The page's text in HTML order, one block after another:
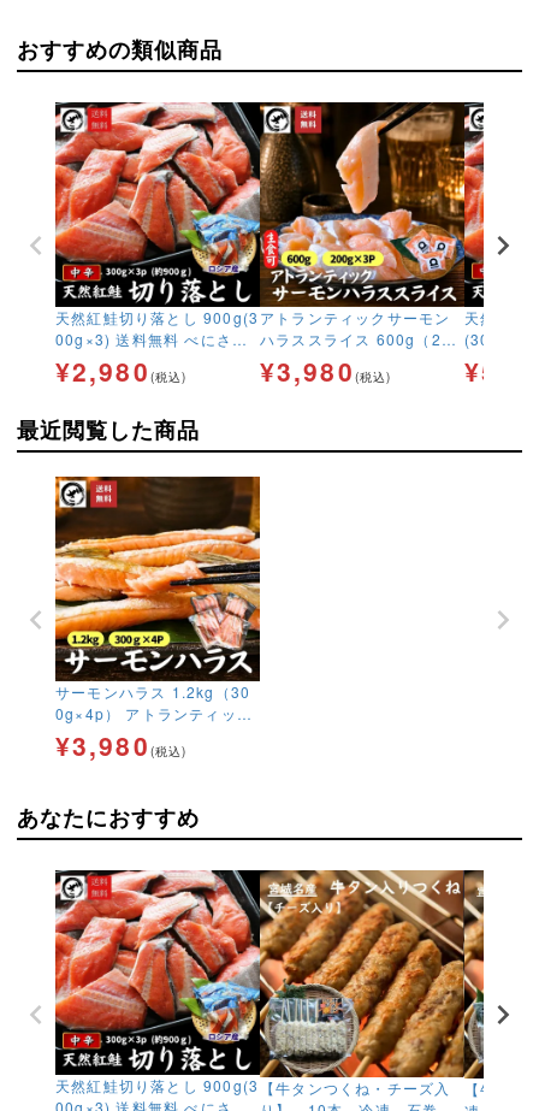
おすすめの類似商品
天然紅鮭切り落とし 900g(3
00g×3) 送料無料 べにさけ
ベニサケ 中辛 塩鮭 新巻鮭
切落し 特大 規格外 訳あり
¥2,980 (税込)
アトランティックサーモン
ハラススライス 600g（200
g×3p） アトランティックサ
ーモン お刺身 生食可 鮭 さ
¥3,980 (税込)
天然紅鮭
(300g×6) 送料無料 べに
け ベニサ
辛 切落し
¥
最近閲覧した商品
サーモンハラス 1.2kg（30
0g×4p） アトランティック
サーモン 鮭 さけ 訳あり 腹
身 ギフト加熱用 送料無料
¥3,980 (税込)
あなたにおすすめ
天然紅鮭切り落とし 900g(3
00g×3) 送料無料 べにさけ
【牛タンつくね・チーズ入
【牛タ